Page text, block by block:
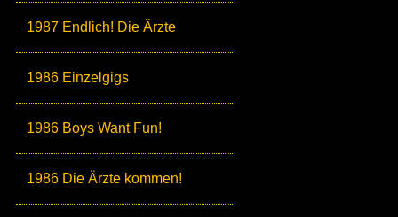
1987 Endlich! Die Ärzte
1986 Einzelgigs
1986 Boys Want Fun!
1986 Die Ärzte kommen!